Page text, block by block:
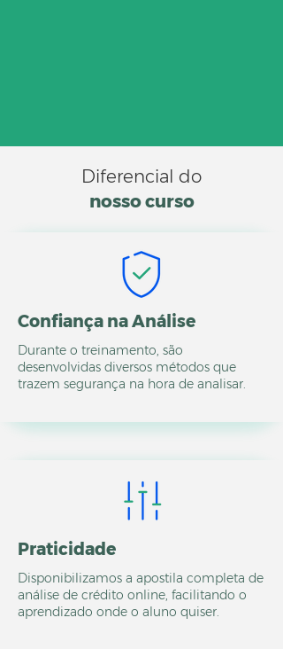
Diferencial do
nossocurso
Confiança na Análise
Durante o treinamento, são
desenvolvidas diversos métodos que
trazem segurança na hora de analisar.
Praticidade
Disponibilizamos a apostila completa de
análise de crédito online, facilitando o
aprendizado onde o aluno quiser.